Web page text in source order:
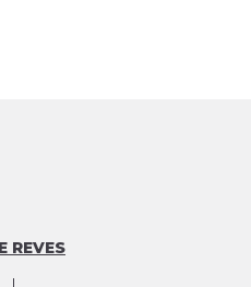
REVES